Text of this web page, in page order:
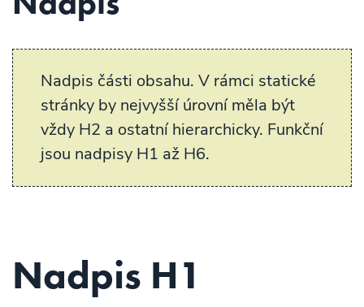
Nadpis části obsahu. V rámci statické
stránky by nejvyšší úrovní měla být
vždy H2 a ostatní hierarchicky. Funkční
jsou nadpisy H1 až H6.
Nadpis H1